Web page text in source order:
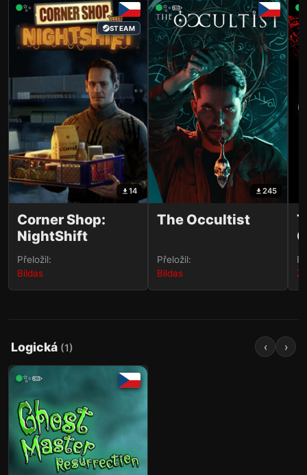
✨
STEAM
14
Corner Shop:
NightShift
Přeložil:
Bildas
✨✏️
245
The Occultist
Přeložil:
Bildas
Logická (1) ‹ ›
✨✏️